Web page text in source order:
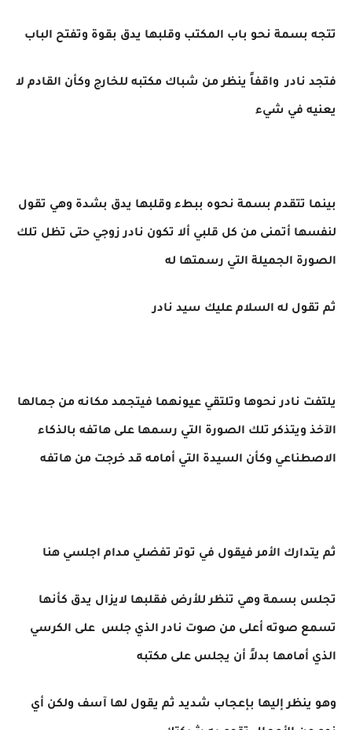
تتجه بسمة نحو باب المكتب وقلبها يدق بقوة وتفتح الباب
فتجد نادر واقفاً ينظر من شباك مكتبه للخارج وكأن القادم لا
يعنيه في شيء
بينما تتقدم بسمة نحوه ببطء وقلبها يدق بشدة وهي تقول
لنفسها أتمنى من كل قلبي ألا تكون نادر زوجي حتى تظل تلك
الصورة الجميلة التي رسمتها له
ثم تقول له السلام عليك سيد نادر
يلتفت نادر نحوها وتلتقي عيونهما فيتجمد مكانه من جمالها
الآخذ ويتذكر تلك الصورة التي رسمها على هاتفه بالذكاء
الاصطناعي وكأن السيدة التي أمامه قد خرجت من هاتفه
ثم يتدارك الأمر فيقول في توتر تفضلي مدام اجلسي هنا
تجلس بسمة وهي تنظر للأرض فقلبها لايزال يدق كأنها
تسمع صوته أعلى من صوت نادر الذي جلس على الكرسي
الذي أمامها بدلاً أن يجلس على مكتبه
وهو ينظر إليها بإعجاب شديد ثم يقول لها آسف ولكن أي